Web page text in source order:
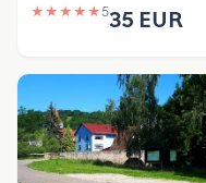
★ ★ ★ ★ ★535 EUR